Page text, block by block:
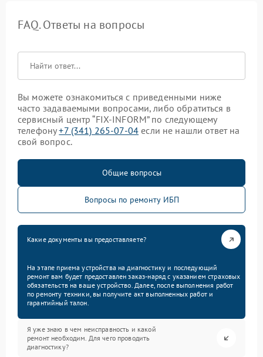
FAQ. Ответы на вопросы
Вы можете ознакомиться с приведенными ниже
часто задаваемыми вопросами, либо обратиться в
сервисный центр “FIX-INFORM” по следующему
телефону+7 (341) 265-07-04 если не нашли ответ на
свой вопрос.
Общие вопросы
Вопросы по ремонту ИБП
Какие документы вы предоставляете?
На этапе приема устройства на диагностику и последующий
ремонт вам будет предоставлен заказ-наряд с указанием страховых
обязательств на ваше устройство. Далее, после выполнения работ
по ремонту техники, вы получите акт выполненных работ и
гарантийный талон.
Я уже знаю в чем неисправность и какой
ремонт необходим. Для чего проводить
диагностику?